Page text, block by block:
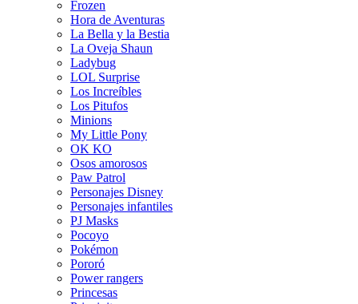
Frozen
Hora de Aventuras
La Bella y la Bestia
La Oveja Shaun
Ladybug
LOL Surprise
Los Increíbles
Los Pitufos
Minions
My Little Pony
OK KO
Osos amorosos
Paw Patrol
Personajes Disney
Personajes infantiles
PJ Masks
Pocoyo
Pokémon
Pororó
Power rangers
Princesas